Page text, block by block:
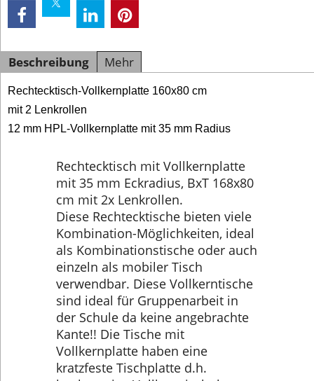
Beschreibung Mehr
Rechtecktisch-Vollkernplatte 160x80 cm
mit 2 Lenkrollen
12 mm HPL-Vollkernplatte mit 35 mm Radius
Rechtecktisch mit Vollkernplatte
mit 35 mm Eckradius, BxT 168x80
cm mit 2x Lenkrollen.
Diese Rechtecktische bieten viele
Kombination-Möglichkeiten, ideal
als Kombinationstische oder auch
einzeln als mobiler Tisch
verwendbar. Diese Vollkerntische
sind ideal für Gruppenarbeit in
der Schule da keine angebrachte
Kante!! Die Tische mit
Vollkernplatte haben eine
kratzfeste Tischplatte d.h.